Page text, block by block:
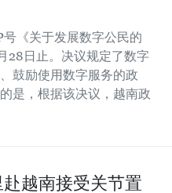
《关于发展数字公民的
28日止。决议规定了数字
鼓励使用数字服务的政
是，根据该决议，越南政
越南接受关节置